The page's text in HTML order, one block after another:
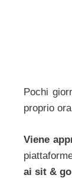
Pochi
proprio
Viene
ai sit &